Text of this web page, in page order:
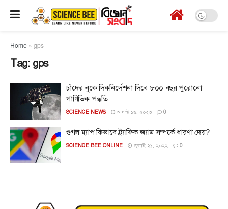
Home » gps
Tag: gps
চাঁদের বুকে দিকনির্দেশনা দিবে ৮০০ বছর পুরোনো
গাণিতিক পদ্ধতি
SCIENCE NEWS আগস্ট ১৬, ২০২৩ 0
গুগল ম্যাপ কিভাবে ট্র্যাফিক জ্যাম সম্পর্কে ধারণা দেয়?
SCIENCE BEE ONLINE জুলাই ২১, ২০২২ 0